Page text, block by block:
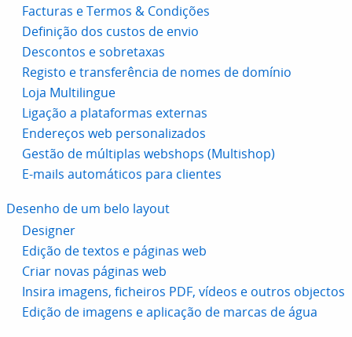
Facturas e Termos & Condições
Definição dos custos de envio
Descontos e sobretaxas
Registo e transferência de nomes de domínio
Loja Multilingue
Ligação a plataformas externas
Endereços web personalizados
Gestão de múltiplas webshops (Multishop)
E-mails automáticos para clientes
Desenho de um belo layout
Designer
Edição de textos e páginas web
Criar novas páginas web
Insira imagens, ficheiros PDF, vídeos e outros objectos
Edição de imagens e aplicação de marcas de água